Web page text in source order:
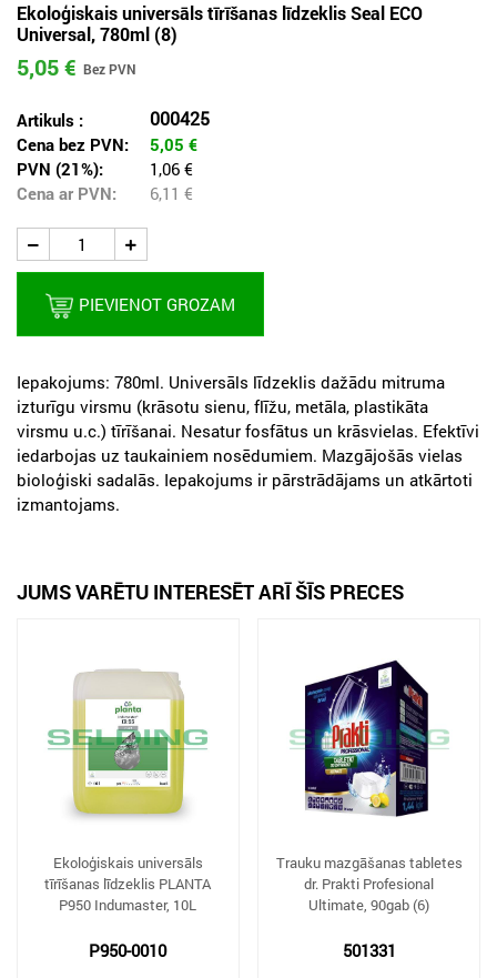
Ekoloģiskais universāls tīrīšanas līdzeklis Seal ECO
Universal, 780ml (8)
5,05 €
Artikuls : 000425
Cena bez PVN: 5,05 €
PVN (21%):
1,06 €
Cena ar PVN:
6,11 €
PIEVIENOT GROZAM
Iepakojums: 780ml. Universāls līdzeklis dažādu mitruma
izturīgu virsmu (krāsotu sienu, flīžu, metāla, plastikāta
virsmu u.c.) tīrīšanai. Nesatur fosfātus un krāsvielas. Efektīvi
iedarbojas uz taukainiem nosēdumiem. Mazgājošās vielas
bioloģiski sadalās. Iepakojums ir pārstrādājams un atkārtoti
izmantojams.
JUMS VARĒTU INTERESĒT ARĪ ŠĪS PRECES
Ekoloģiskais universāls
tīrīšanas līdzeklis PLANTA
P950 Indumaster, 10L
P950-0010
Trauku mazgāšanas tabletes
dr. Prakti Profesional
Ultimate, 90gab (6)
501331